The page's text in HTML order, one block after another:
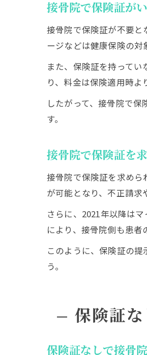
接骨院で保険証が
接骨院で保険証が不要と
ージなどは健康保険の対
また、保険証を持って
り、料金は保険適用時よ
したがって、接骨院で
す。
接骨院で保険証を
接骨院で保険証を求めら
が可能となり、不正請求
さらに、2021年以降は
により、接骨院側も患者
このように、保険証の
う。
保険証
保険証なしで接骨